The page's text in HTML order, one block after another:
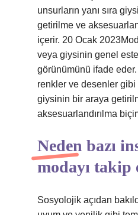
unsurların yanı sıra
getirilme ve
içerir. 20 Ocak
veya giysinin genel
görünümünü ifade
renkler ve desenler gibi
giysinin bir araya
aksesuarlandırılma
Neden bazı
modayı takip
Sosyolojik açıdan